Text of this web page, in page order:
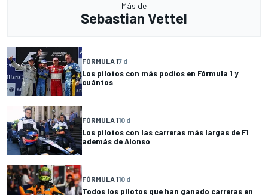
Más de
Sebastian Vettel
FÓRMULA 17 d
Los pilotos con más podios en Fórmula 1 y
cuántos
FÓRMULA 110 d
Los pilotos con las carreras más largas de F1
además de Alonso
FÓRMULA 110 d
Todos los pilotos que han ganado carreras en